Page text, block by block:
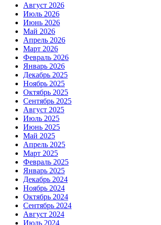
Август 2026
Июль 2026
Июнь 2026
Май 2026
Апрель 2026
Март 2026
Февраль 2026
Январь 2026
Декабрь 2025
Ноябрь 2025
Октябрь 2025
Сентябрь 2025
Август 2025
Июль 2025
Июнь 2025
Май 2025
Апрель 2025
Март 2025
Февраль 2025
Январь 2025
Декабрь 2024
Ноябрь 2024
Октябрь 2024
Сентябрь 2024
Август 2024
Июль 2024